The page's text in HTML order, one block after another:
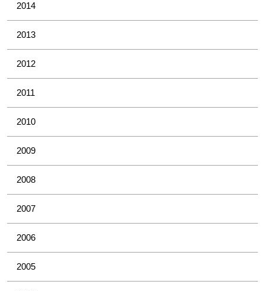
2014
2013
2012
2011
2010
2009
2008
2007
2006
2005